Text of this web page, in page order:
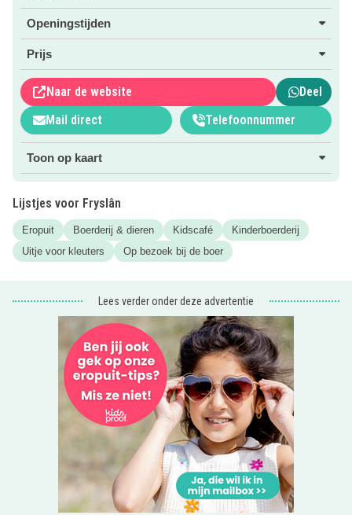
je uit op de te gekke speelzolder. Heit en mem kunnen
ondertussen een lekker kopje koffie drinken in het
Ga via de roze button direct naar de website.
Nog even een hapje eten? Check onze kidsproof
estaurantsin de buurt.
Openingstijden
Prijs
Naar de website
Deel
Mail direct
Telefoonnummer
Toon op kaart
Lijstjes voor Fryslân
Eropuit Boerderij & dieren Kidscafé
Kinderboerderij
Uitje voor kleuters
Op bezoek bij de boer
Lees verder onder deze advertentie